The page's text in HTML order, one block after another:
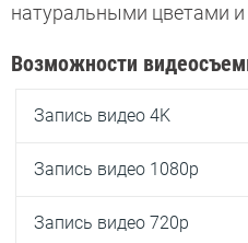
натуральными цветами и
Возможности
Запись видео 4K
Запись видео 1080p
Запись видео 720p